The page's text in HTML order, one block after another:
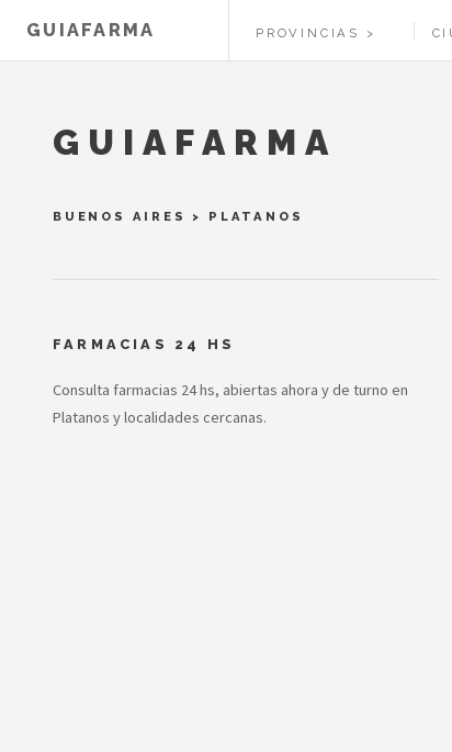
GUIAFARMA PROVINCIAS
GUIAFARMA
BUENOS AIRES > PLATANOS
FARMACIAS 24 HS
Consulta farmacias 24 hs, abiertas ahora y de turno en
Platanos y localidades cercanas.